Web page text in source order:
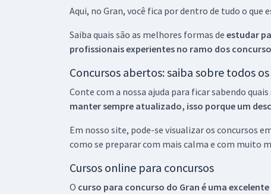
Aqui, no Gran, você fica por dentro de tudo o que
Saiba quais são as melhores formas de estudar
profissionais experientes no ramo dos
Concursos abertos: saiba sobre todos
Conte com a nossa ajuda para ficar sabendo quais
manter sempre atualizado, isso porque um
Em nosso site, pode-se visualizar os concursos
como se preparar com mais calma e com muito
Cursos online para concursos
O curso para concurso do Gran é uma